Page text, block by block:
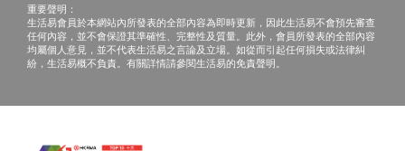
重要聲明：
生活易會員於本網站內所發表的全部內容為即時更新，因此生活易不會預先審查
任何內容，並不會保證其準確性、完整性及質量。此外，會員所發表的全部內容
均屬個人意見，並不代表生活易之言論及立場。如從而引起任何損失或法律糾
紛，生活易概不負責。有關詳情請參閱生活易的免責聲明。